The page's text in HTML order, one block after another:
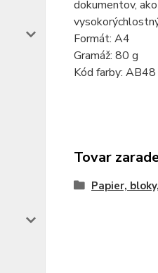
dokumentov,
Formát: A4
Gramáž: 80 g
Kód farby: AB48
Tovar
Papier,